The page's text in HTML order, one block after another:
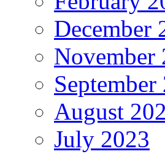
December
November
September
August
July 2023